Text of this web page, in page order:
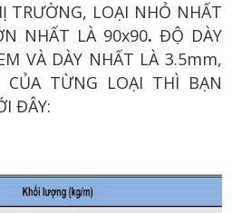
TRƯỜNG, LOẠI NHỎ NHẤT
NHẤT LÀ 90x90. ĐỘ DÀY
VÀ DÀY NHẤT LÀ 3.5mm,
CỦA TỪNG LOẠI THÌ BẠN
ĐÂY: